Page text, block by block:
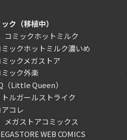
ク（移植中）
コミックホットミルク
ミックホットミルク濃いめ
ミックメガストア
ミック外楽
（Little Queen）
トルガールストライク
アコレ
メガストアコミックス
WEB COMICS